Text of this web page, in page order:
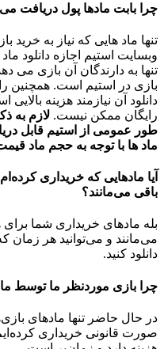
چرا بابت مادها پول دریافت
تنها ماد هایی که نیاز به خرید
وبسایت استیم اجازه دانلود
تنها به دارندگان آن بازی می
بازی در استیم است. همچنین
دانلود آن نیازمند هزینه
رایگان ممکن نیست. لازم به
طور عمومی از استیم قابل
ماد ها با توجه به حجم ماد
آیا مادهایی که خریداری
باقی می‌مانند؟
بله مادهای خریداری شما
می‌مانند و می‌توانید هر زمان
دانلود کنید.
چرا بازی موردنظر ما توسط
در حال حاضر تنها مادهای
صورت قانونی خریداری